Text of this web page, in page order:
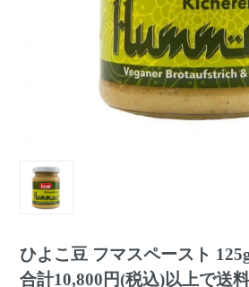
ひよこ豆 フマスペースト
合計10,800円(税込)以上で送